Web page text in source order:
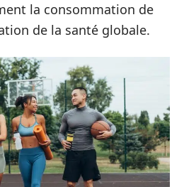
la consommation de
de la santé globale.